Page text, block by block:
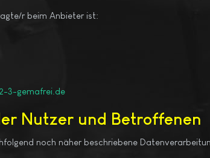
r beim Anbieter ist:
3-gemafrei.de
Nutzer und Betroffenen
noch näher beschriebene